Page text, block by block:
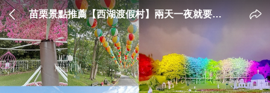
苗栗景點推薦【西湖渡假村】兩天一夜就要這
樣玩含交通全攻略